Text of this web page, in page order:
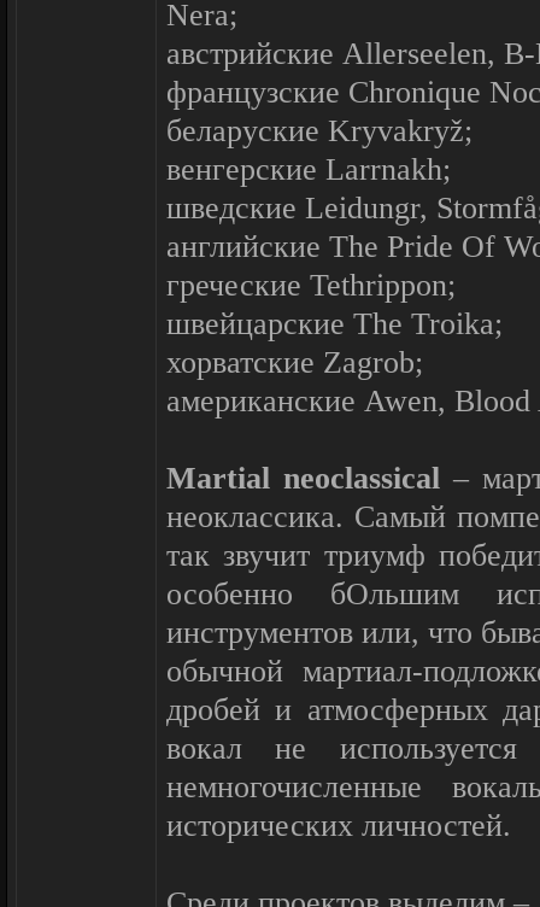
Nera;
австрийские Allerseelen,
французские Chronique
беларуские Kryvakryž;
венгерские Larrnakh;
шведские Leidungr,
английские The Pride Of
греческие Tethrippon;
швейцарские The Troika;
хорватские Zagrob;
американские Awen,
Martial neoclassical–
неоклассика. Самый
так звучит триумф
особенно бОльшим
инструментов или, что
обычной мартиал-
дробей и атмосферных
вокал не
немногочисленные
исторических личностей.